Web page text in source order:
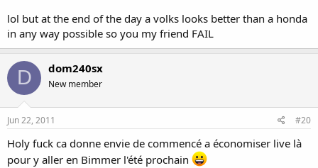
lol but at the end of the day a volks looks better than a honda
in any way possible so you my friend FAIL
D dom240sx
New member
Jun 22, 2011 #20
Holy fuck ca donne envie de commencé a économiser live là
pour y aller en Bimmer l'été prochain